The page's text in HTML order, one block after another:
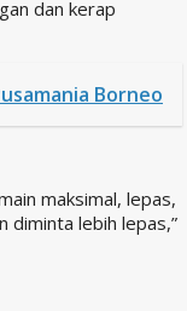
dan kerap
Borneo
maksimal, lepas,
diminta lebih lepas,”